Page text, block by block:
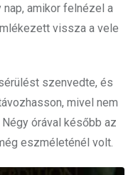
nap, amikor felnézel a
vissza a vele
szenvedte, és
mivel nem
órával később az
eszméleténél volt.